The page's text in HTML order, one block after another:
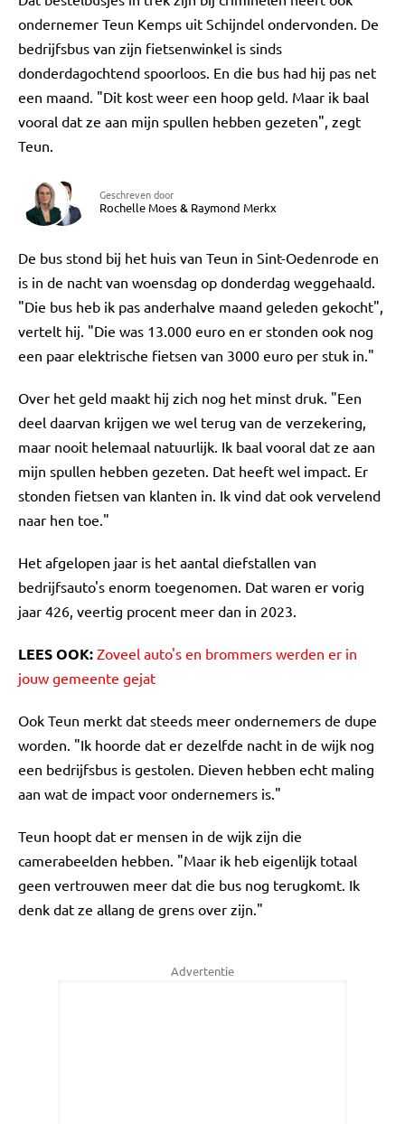
ondernemer Teun Kemps uit Schijndel ondervonden. De
bedrijfsbus van zijn fietsenwinkel is sinds
donderdagochtend spoorloos. En die bus had hij pas net
een maand. "Dit kost weer een hoop geld. Maar ik baal
vooral dat ze aan mijn spullen hebben gezeten", zegt
Teun.
Geschreven door
Rochelle Moes& Raymond Merkx
De bus stond bij het huis van Teun in Sint-Oedenrode en
is in de nacht van woensdag op donderdag weggehaald.
"Die bus heb ik pas anderhalve maand geleden gekocht",
vertelt hij. "Die was 13.000 euro en er stonden ook nog
een paar elektrische fietsen van 3000 euro per stuk in."
Over het geld maakt hij zich nog het minst druk. "Een
deel daarvan krijgen we wel terug van de verzekering,
maar nooit helemaal natuurlijk. Ik baal vooral dat ze aan
mijn spullen hebben gezeten. Dat heeft wel impact. Er
stonden fietsen van klanten in. Ik vind dat ook vervelend
naar hen toe."
Het afgelopen jaar is het aantal diefstallen van
bedrijfsauto's enorm toegenomen. Dat waren er vorig
jaar 426, veertig procent meer dan in 2023.
LEES OOK: Zoveel auto's en brommers werden er in
jouw gemeente gejat
Ook Teun merkt dat steeds meer ondernemers de dupe
worden. "Ik hoorde dat er dezelfde nacht in de wijk nog
een bedrijfsbus is gestolen. Dieven hebben echt maling
aan wat de impact voor ondernemers is."
Teun hoopt dat er mensen in de wijk zijn die
camerabeelden hebben. "Maar ik heb eigenlijk totaal
geen vertrouwen meer dat die bus nog terugkomt. Ik
denk dat ze allang de grens over zijn."
Advertentie